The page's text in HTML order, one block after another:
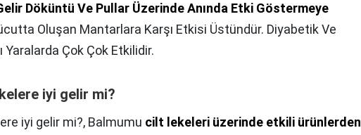
Döküntü Ve Pullar Üzerinde Anında Etki Göstermeye
Oluşan Mantarlara Karşı Etkisi Üstündür. Diyabetik Ve
Yaralarda Çok Çok Etkilidir.
iyi gelir mi?
iyi gelir mi?, Balmumu cilt lekeleri üzerinde etkili ürünlerden